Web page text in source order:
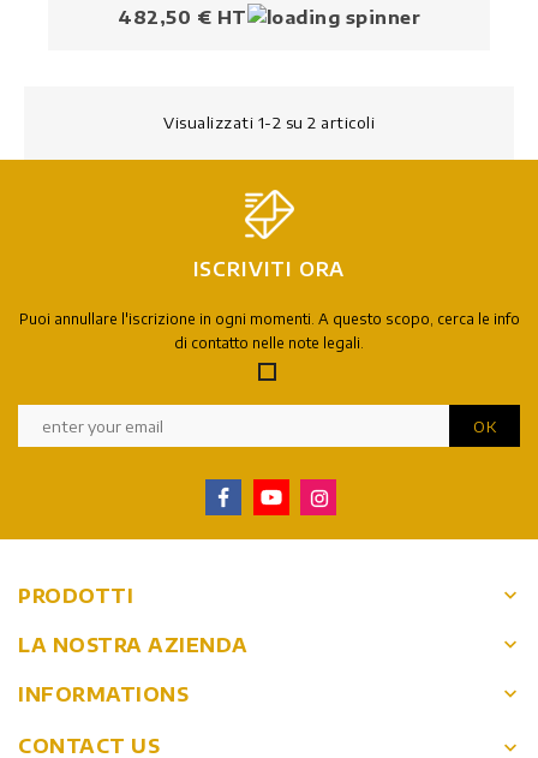
Prezzo
482,50 € HT
Visualizzati 1-2 su 2 articoli
ISCRIVITI ORA
Puoi annullare l'iscrizione in ogni momenti. A questo scopo, cerca le info
di contatto nelle note legali.
PRODOTTI keyboard_arrow_down
LA NOSTRA AZIENDA keyboard_arrow_down
INFORMATIONS keyboard_arrow_down
CONTACT US keyboard_arrow_down